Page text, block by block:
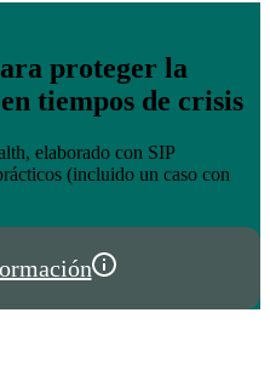
las compras
y bienestar animal:
del sector animal en